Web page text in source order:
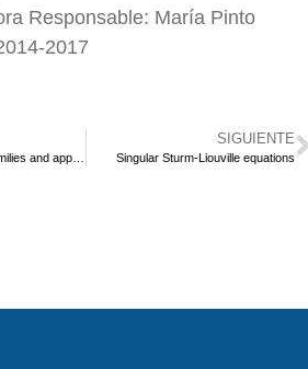
Responsable: María Pinto
2017
SIGUIENTE
Singular Sturm-Liouville equations